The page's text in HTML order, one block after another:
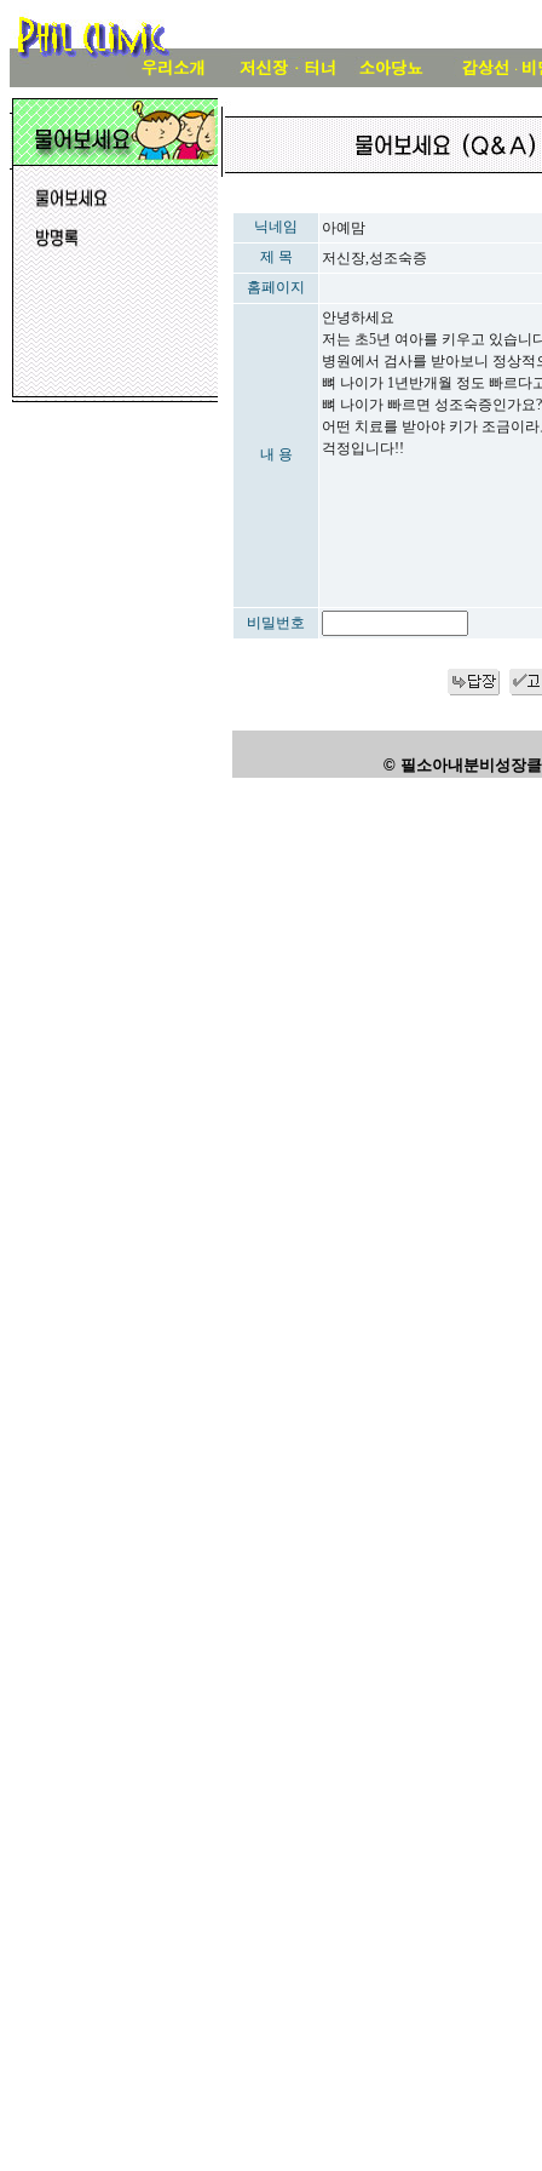
닉네임
아예맘
제 목
저신장,성조숙증
홈페이지
내 용
안녕하세요
저는 초5년 여아를 키우고 있습니
병원에서 검사를 받아보니 정상적
뼈 나이가 1년반개월 정도 빠르다
뼈 나이가 빠르면 성조숙증인가요
어떤 치료를 받아야 키가 조금이
걱정입니다!!
비밀번호
© 필소아내분비성장